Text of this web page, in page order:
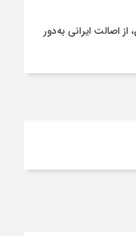
اصالت ایرانی به‌دور